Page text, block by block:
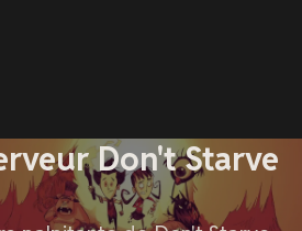
Don't Starve